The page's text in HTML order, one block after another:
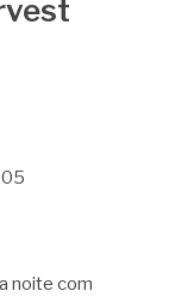
noite com